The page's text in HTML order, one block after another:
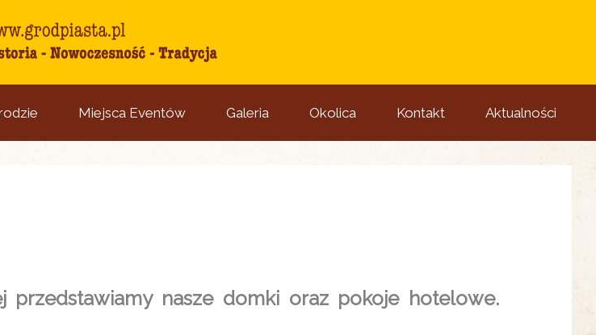
Miejsca Eventów Galeria Okolica Kontakt Aktualności
przedstawiamy nasze domki oraz pokoje hotelowe.